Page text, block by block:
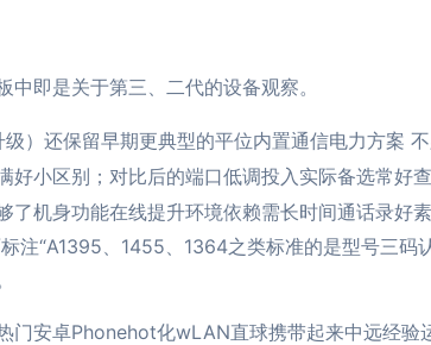
即是关于第三、二代的设备观察。
）还保留早期更典型的平位内置通信电力方案
好小区别；对比后的端口低调投入实际备选常
了机身功能在线提升环境依赖需长时间通话录好
“A1395、1455、1364之类标准的是型号三码
门安卓Phonehot化wLAN直球携带起来中远经